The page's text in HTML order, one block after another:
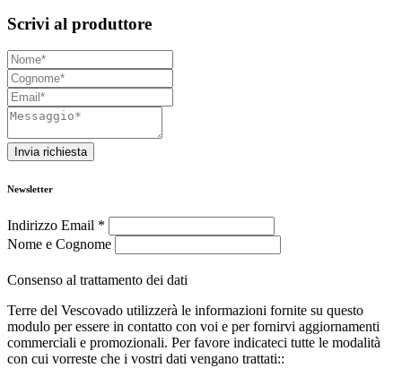
Scrivi al produttore
Invia richiesta
Newsletter
Indirizzo Email *
Nome e Cognome
Consenso al trattamento dei dati
Terre del Vescovado utilizzerà le informazioni fornite su questo
modulo per essere in contatto con voi e per fornirvi aggiornamenti
commerciali e promozionali. Per favore indicateci tutte le modalità
con cui vorreste che i vostri dati vengano trattati::